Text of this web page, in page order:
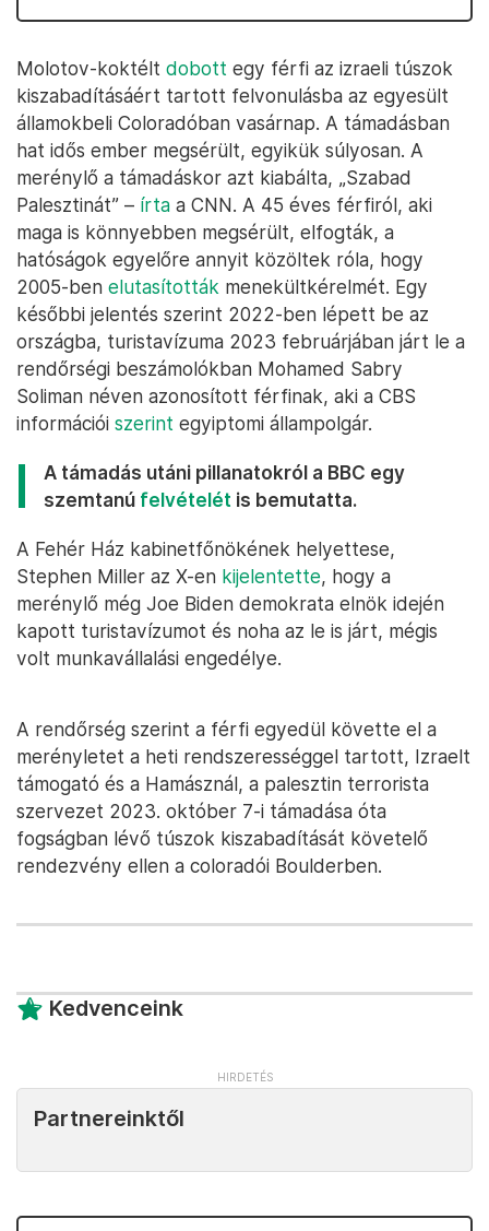
Molotov-koktélt dobott egy férfi az izraeli túszok
kiszabadításáért tartott felvonulásba az egyesült
államokbeli Coloradóban vasárnap. A támadásban
hat idős ember megsérült, egyikük súlyosan. A
merénylő a támadáskor azt kiabálta, „Szabad
Palesztinát” – írta a CNN. A 45 éves férfiról, aki
maga is könnyebben megsérült, elfogták, a
hatóságok egyelőre annyit közöltek róla, hogy
2005-ben elutasították menekültkérelmét. Egy
későbbi jelentés szerint 2022-ben lépett be az
országba, turistavízuma 2023 februárjában járt le a
rendőrségi beszámolókban Mohamed Sabry
Soliman néven azonosított férfinak, aki a CBS
információi szerint egyiptomi állampolgár.
A támadás utáni pillanatokról a BBC egy
szemtanú felvételét is bemutatta.
A Fehér Ház kabinetfőnökének helyettese,
Stephen Miller az X-en kijelentette, hogy a
merénylő még Joe Biden demokrata elnök idején
kapott turistavízumot és noha az le is járt, mégis
volt munkavállalási engedélye.
A rendőrség szerint a férfi egyedül követte el a
merényletet a heti rendszerességgel tartott, Izraelt
támogató és a Hamásznál, a palesztin terrorista
szervezet 2023. október 7-i támadása óta
fogságban lévő túszok kiszabadítását követelő
rendezvény ellen a coloradói Boulderben.
Kedvenceink
Partnereinktől